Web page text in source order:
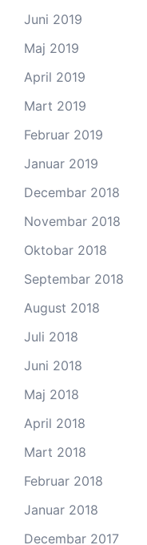
Juni 2019
Maj 2019
April 2019
Mart 2019
Februar 2019
Januar 2019
Decembar 2018
Novembar 2018
Oktobar 2018
Septembar 2018
August 2018
Juli 2018
Juni 2018
Maj 2018
April 2018
Mart 2018
Februar 2018
Januar 2018
Decembar 2017